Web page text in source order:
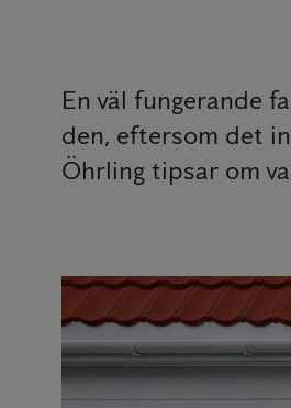
En väl fungerande
den, eftersom det
Öhrling tipsar om